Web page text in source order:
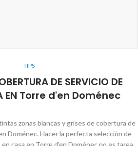
TIPS
DE SERVICIO DE
EN Torre d'en Doménec
zonas blancas y grises de cobertura de
Doménec. Hacer la perfecta selección de